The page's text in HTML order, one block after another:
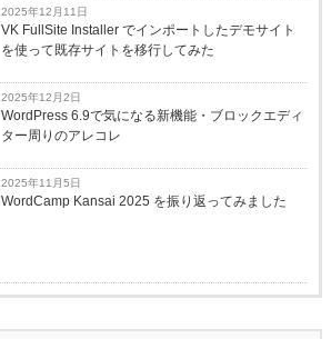
2025年12月11日
VK FullSite Installer でインポートしたデモサイト
を使って既存サイトを移行してみた
2025年12月2日
WordPress 6.9で気になる新機能・ブロックエディ
ター周りのアレコレ
2025年11月5日
WordCamp Kansai 2025 を振り返ってみました